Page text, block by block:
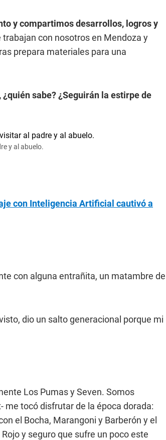
y compartimos desarrollos, logros y
con nosotros en Mendoza y
prepara materiales para una
sabe? ¿Seguirán la estirpe de
y al abuelo.
con Inteligencia Artificial cautivó a
con alguna entrañita, un matambre de
dio un salto generacional porque mi
Los Pumas y Seven. Somos
me tocó disfrutar de la época dorada:
el Bocha, Marangoni y Barberón y el
y seguro que sufre un poco este